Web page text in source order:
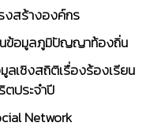
งสร้างองค์กร
ข้อมูลภูมิปัญญาท้องถิ่น
ลเชิงสถิติเรื่องร้องเรียน
ตประจำปี
Network